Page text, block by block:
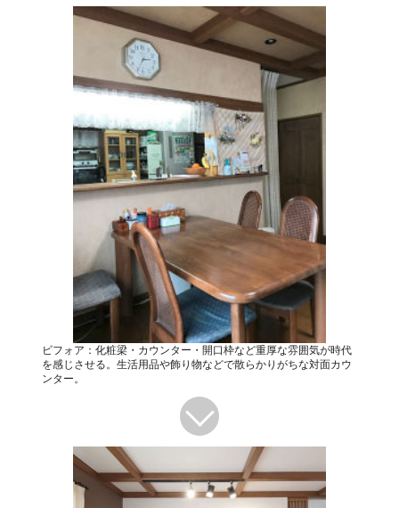
ビフォア：化粧梁・カウンター・開口枠など重厚な雰囲気が時代
を感じさせる。生活用品や飾り物などで散らかりがちな対面カウ
ンター。